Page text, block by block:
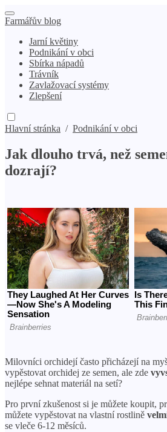
Farmářův blog
Jarní květiny
Podnikání v obci
Sbírka nápadů
Trávník
Zavlažovací systémy
Zlepšení
Hlavní stránka / Podnikání v obci
Jak dlouho trvá, než
dozrají?
Milovníci orchidejí často přicházejí na
vypěstovat orchidej ze semen, ale zde
nejlépe sehnat materiál na setí?
Pro první zkušenost si je můžete koupit,
můžete vypěstovat na vlastní rostlině
se vleče 6-12 měsíců.